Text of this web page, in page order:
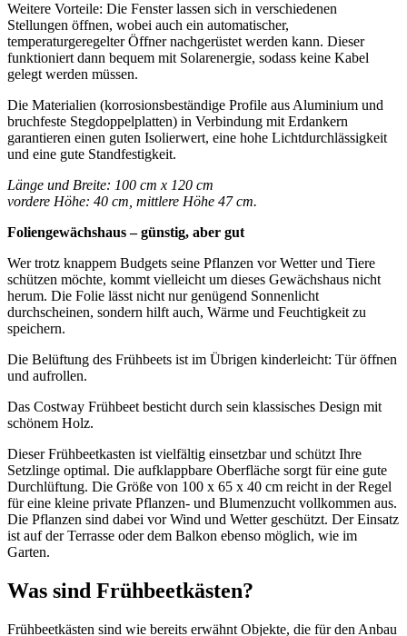
Weitere Vorteile: Die Fenster lassen sich in verschiedenen
Stellungen öffnen, wobei auch ein automatischer,
temperaturgeregelter Öffner nachgerüstet werden kann. Dieser
funktioniert dann bequem mit Solarenergie, sodass keine Kabel
gelegt werden müssen.
Die Materialien (korrosionsbeständige Profile aus Aluminium und
bruchfeste Stegdoppelplatten) in Verbindung mit Erdankern
garantieren einen guten Isolierwert, eine hohe Lichtdurchlässigkeit
und eine gute Standfestigkeit.
Länge und Breite: 100 cm x 120 cm
vordere Höhe: 40 cm, mittlere Höhe 47 cm.
Foliengewächshaus – günstig, aber gut
Wer trotz knappem Budgets seine Pflanzen vor Wetter und Tiere
schützen möchte, kommt vielleicht um dieses Gewächshaus nicht
herum. Die Folie lässt nicht nur genügend Sonnenlicht
durchscheinen, sondern hilft auch, Wärme und Feuchtigkeit zu
speichern.
Die Belüftung des Frühbeets ist im Übrigen kinderleicht: Tür öffnen
und aufrollen.
Das Costway Frühbeet besticht durch sein klassisches Design mit
schönem Holz.
Dieser Frühbeetkasten ist vielfältig einsetzbar und schützt Ihre
Setzlinge optimal. Die aufklappbare Oberfläche sorgt für eine gute
Durchlüftung. Die Größe von 100 x 65 x 40 cm reicht in der Regel
für eine kleine private Pflanzen- und Blumenzucht vollkommen aus.
Die Pflanzen sind dabei vor Wind und Wetter geschützt. Der Einsatz
ist auf der Terrasse oder dem Balkon ebenso möglich, wie im
Garten.
Was sind Frühbeetkästen?
Frühbeetkästen sind wie bereits erwähnt Objekte, die für den Anbau